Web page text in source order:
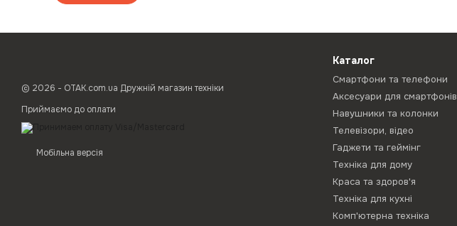
© 2026 - ОТАК.com.ua Дружній магазин техніки
Приймаємо до оплати
Мобільна версія
Каталог
Смартфони та телефони
Аксесуари для смартфонів
Навушники та колонки
Телевізори, відео
Гаджети та геймінг
Техніка для дому
Краса та здоров'я
Техніка для кухні
Комп'ютерна техніка